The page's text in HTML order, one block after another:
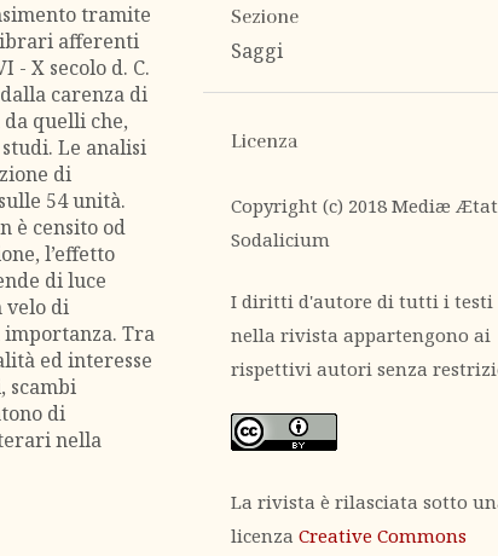
tramite
afferenti
- X secolo d. C.
carenza di
quelli che,
Le analisi
di
54 unità.
è censito od
l’effetto
di luce
velo di
Tra
ed interesse
scambi
di
nella
Sezione
Saggi
Licenza
Copyright (c) 2018 Mediæ
Sodalicium
I diritti d'autore di tutti i testi
nella rivista appartengono ai
rispettivi autori senza
La rivista è rilasciata sotto
licenza Creative Commons